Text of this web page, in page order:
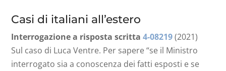
Casi di italiani all’estero
Interrogazione a risposta scritta4-08219(2021)
Sul caso di Luca Ventre. Per sapere “se il Ministro
interrogato sia a conoscenza dei fatti esposti e se